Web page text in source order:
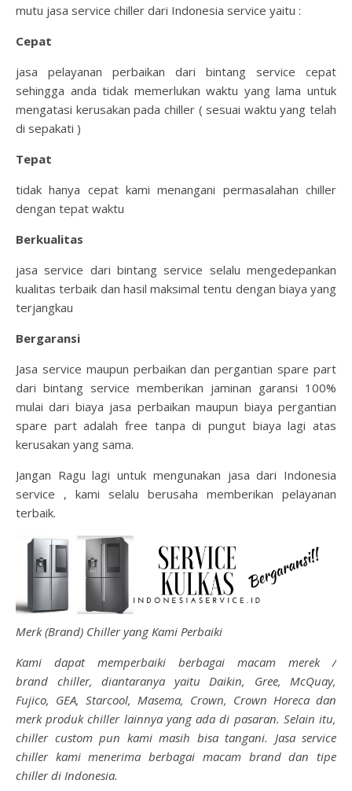
mutu jasa service chiller dari Indonesia service yaitu :
Cepat
jasa pelayanan perbaikan dari bintang service cepat
sehingga anda tidak memerlukan waktu yang lama untuk
mengatasi kerusakan pada chiller ( sesuai waktu yang telah
di sepakati )
Tepat
tidak hanya cepat kami menangani permasalahan chiller
dengan tepat waktu
Berkualitas
jasa service dari bintang service selalu mengedepankan
kualitas terbaik dan hasil maksimal tentu dengan biaya yang
terjangkau
Bergaransi
Jasa service maupun perbaikan dan pergantian spare part
dari bintang service memberikan jaminan garansi 100%
mulai dari biaya jasa perbaikan maupun biaya pergantian
spare part adalah free tanpa di pungut biaya lagi atas
kerusakan yang sama.
Jangan Ragu lagi untuk mengunakan jasa dari Indonesia
service , kami selalu berusaha memberikan pelayanan
terbaik.
Merk (Brand) Chiller yang Kami Perbaiki
Kami dapat memperbaiki berbagai macam merek /
brand chiller, diantaranya yaitu Daikin, Gree, McQuay,
Fujico, GEA, Starcool, Masema, Crown, Crown Horeca dan
merk produk chiller lainnya yang ada di pasaran. Selain itu,
chiller custom pun kami masih bisa tangani. Jasa service
chiller kami menerima berbagai macam brand dan tipe
chiller di Indonesia.